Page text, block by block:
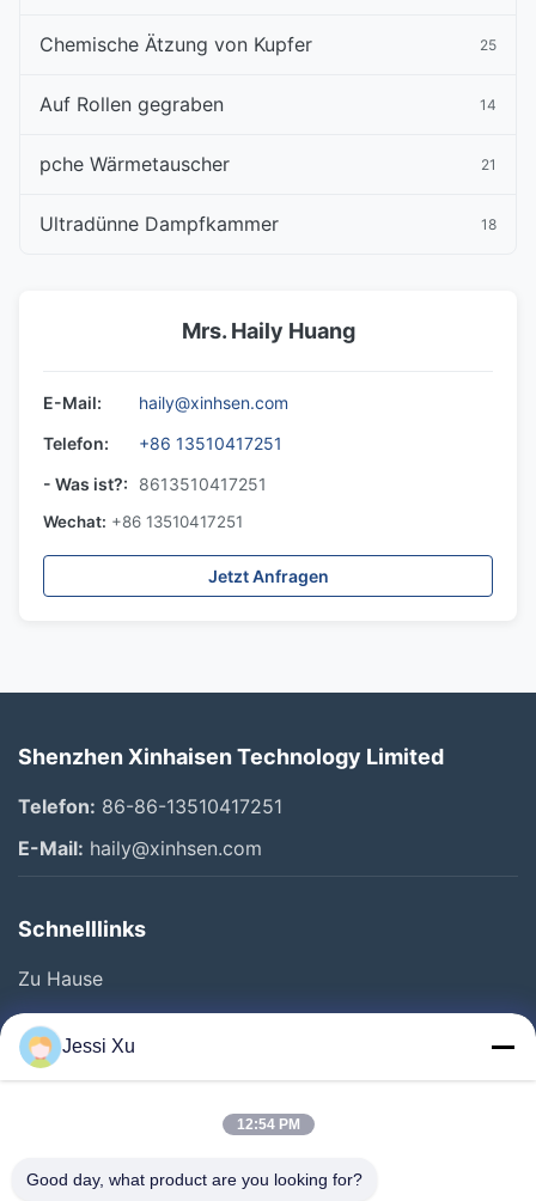
Chemische Ätzung von Kupfer 25
Auf Rollen gegraben 14
pche Wärmetauscher 21
Ultradünne Dampfkammer 18
Mrs. Haily Huang
E-Mail:
haily@xinhsen.com
Telefon:
+86 13510417251
- Was ist?:
8613510417251
Wechat: +86 13510417251
Jetzt Anfragen
Shenzhen Xinhaisen Technology Limited
Telefon: 86-86-13510417251
E-Mail: haily@xinhsen.com
Schnelllinks
Zu Hause
Produkte
Videos
Qualitätskontrolle
Jessi Xu
12:54 PM
Good day, what product are you looking for?